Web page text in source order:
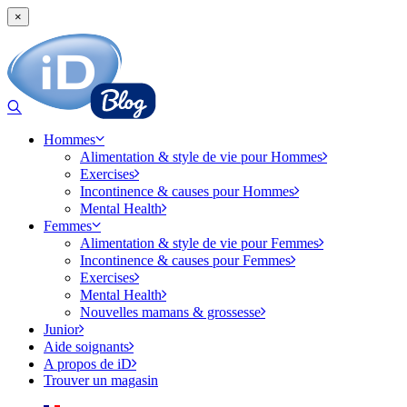
×
Hommes
Alimentation & style de vie pour Hommes
Exercises
Incontinence & causes pour Hommes
Mental Health
Femmes
Alimentation & style de vie pour Femmes
Incontinence & causes pour Femmes
Exercises
Mental Health
Nouvelles mamans & grossesse
Junior
Aide soignants
A propos de iD
Trouver un magasin